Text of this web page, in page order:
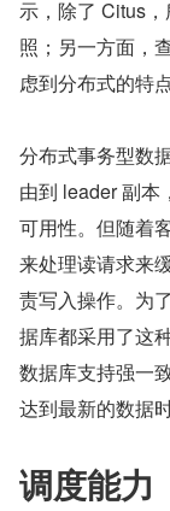
示，除了 Citus
照；另一方面，
虑到分布式的特
分布式事务型数
由到 leader 副本
可用性。但随着
来处理读请求来
责写入操作。为
据库都采用了这
数据库支持强一
达到最新的数据
调度能力